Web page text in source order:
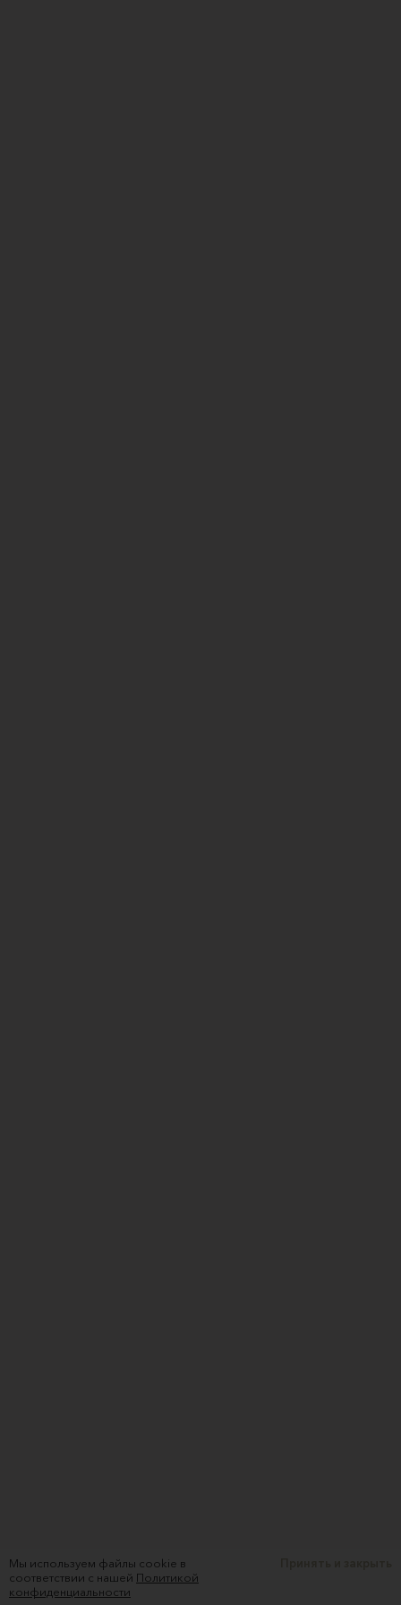
Мы используем файлы cookie в
соответствии с нашей Политикой
конфиденциальности